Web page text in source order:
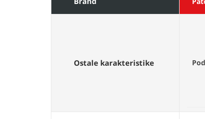
Ostale karakteristike